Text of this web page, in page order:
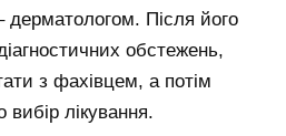
дерматологом. Після його
обстежень,
з фахівцем, а потім
лікування.